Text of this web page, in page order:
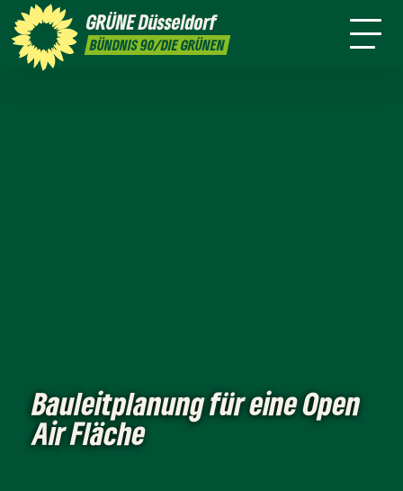
GRÜNEDüsseldorf
BÜNDNIS 90/DIE GRÜNEN
GRÜNFUNK Jobs Presse
Stadtbezirke Termine Mitmachen
Bauleitplanung für eine Open
Air Fläche